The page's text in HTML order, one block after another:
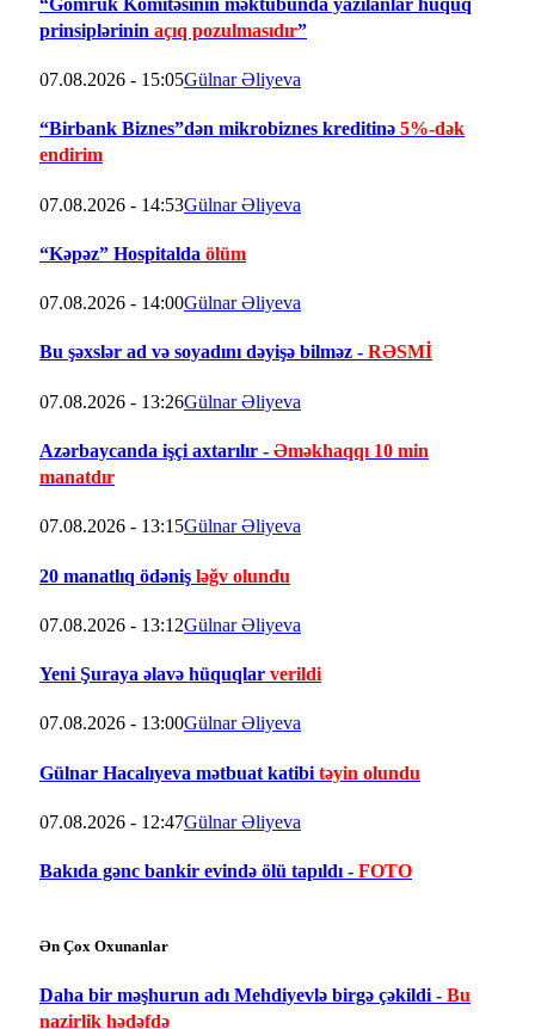
prinsiplərinin açıq pozulmasıdır”
07.08.2026 - 15:05Gülnar Əliyeva
“Birbank Biznes”dən mikrobiznes kreditinə 5%-dək
endirim
07.08.2026 - 14:53Gülnar Əliyeva
“Kəpəz” Hospitalda ölüm
07.08.2026 - 14:00Gülnar Əliyeva
Bu şəxslər ad və soyadını dəyişə bilməz - RƏSMİ
07.08.2026 - 13:26Gülnar Əliyeva
Azərbaycanda işçi axtarılır - Əməkhaqqı 10 min
manatdır
07.08.2026 - 13:15Gülnar Əliyeva
20 manatlıq ödəniş ləğv olundu
07.08.2026 - 13:12Gülnar Əliyeva
Yeni Şuraya əlavə hüquqlar verildi
07.08.2026 - 13:00Gülnar Əliyeva
Gülnar Hacalıyeva mətbuat katibi təyin olundu
07.08.2026 - 12:47Gülnar Əliyeva
Bakıda gənc bankir evində ölü tapıldı - FOTO
Ən Çox Oxunanlar
Daha bir məşhurun adı Mehdiyevlə birgə çəkildi - Bu
nazirlik hədəfdə